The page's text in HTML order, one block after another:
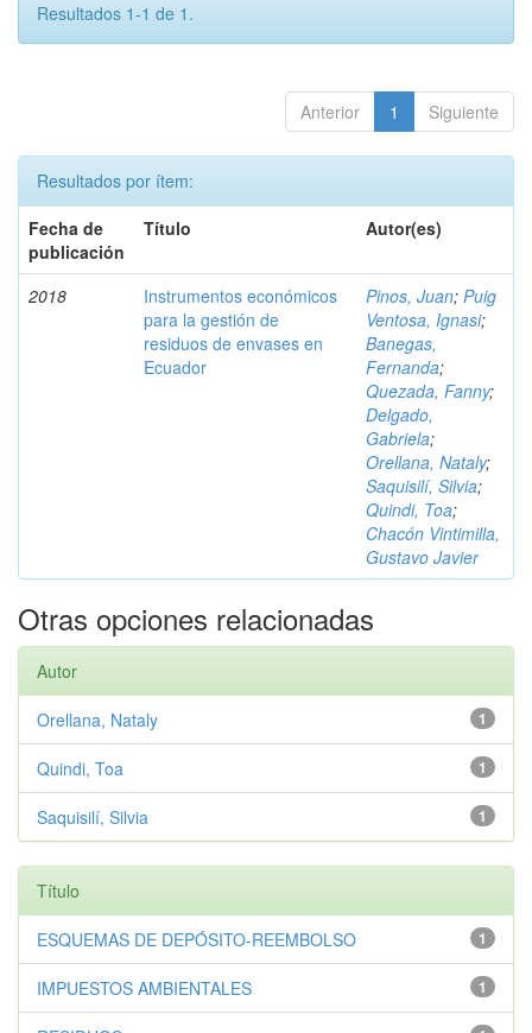
Resultados 1-1 de 1.
Anterior 1 Siguiente
Resultados por ítem:
Fecha de
publicación
Título Autor(es)
2018
Instrumentos económicos
para la gestión de
residuos de envases en
Ecuador
Pinos, Juan; Puig
Ventosa, Ignasi;
Banegas,
Fernanda;
Quezada, Fanny;
Delgado,
Gabriela;
Orellana, Nataly;
Saquisilí, Silvia;
Quindi, Toa;
Chacón Vintimilla,
Gustavo Javier
Otras opciones relacionadas
Autor
1
Orellana, Nataly
1
Quindi, Toa
1
Saquisilí, Silvia
Título
1
ESQUEMAS DE DEPÓSITO-REEMBOLSO
1
IMPUESTOS AMBIENTALES